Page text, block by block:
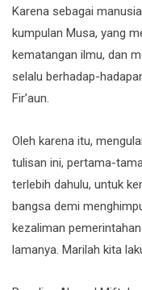
Karena sebagai
kumpulan Musa, yang
kematangan ilmu, dan
selalu berhadap-
Fir’aun.
Oleh karena itu,
tulisan ini, pertama-
terlebih dahulu, untuk
bangsa demi
kezaliman
lamanya. Marilah kita